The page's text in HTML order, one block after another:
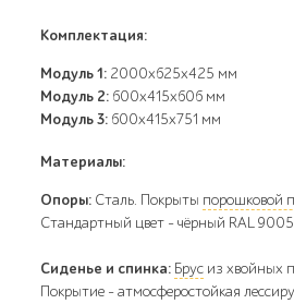
Комплектация:
Модуль 1: 2000x625x425 мм
Модуль 2: 600x415x606 мм
Модуль 3: 600x415x751 мм
Материалы:
Опоры: Сталь. Покрыты порошковой
Стандартный цвет – чёрный RAL
Сиденье и спинка: Брус из хвойных
Покрытие - атмосферостойкая